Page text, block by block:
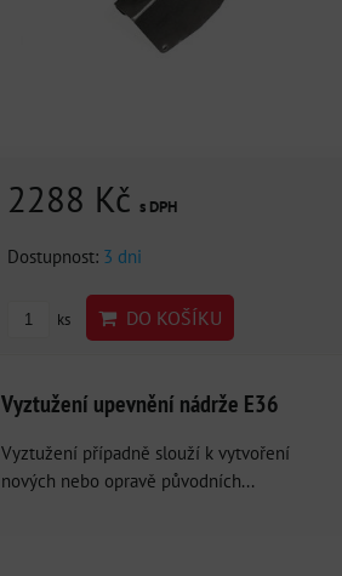
2288 Kčs DPH
Dostupnost: 3 dni
ks DO KOŠÍKU
Vyztužení upevnění nádrže E36
Vyztužení případně slouží k vytvoření
nových nebo opravě původních...